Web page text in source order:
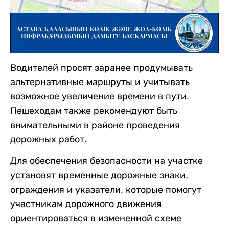
Водителей просят заранее продумывать
альтернативные маршруты и учитывать
возможное увеличение времени в пути.
Пешеходам также рекомендуют быть
внимательными в районе проведения
дорожных работ.
Для обеспечения безопасности на участке
установят временные дорожные знаки,
ограждения и указатели, которые помогут
участникам дорожного движения
ориентироваться в измененной схеме